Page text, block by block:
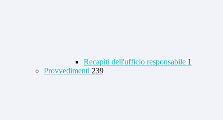
Recapiti dell'ufficio responsabile 1
Provvedimenti 239